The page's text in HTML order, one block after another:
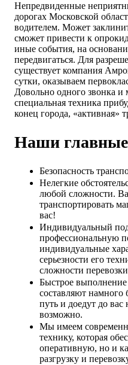
Непредвиденные
дорогах Московской
водителем. Может
сможет привести к
иные события, на
передвигаться. Для
существует компания
сутки, оказываем
Довольно одного звонка
специальная техника
конец города, «активная»
Наши
Безопасность
Нелегкие
любой сложности.
транспортировать
вас!
Индивидуальный
профессиональную
индивидуальные
серьезности его
сложности
Быстрое
составляют
путь и доедут до вас
возможно.
Мы имеем
технику, которая
оперативную, но и
разгрузку и